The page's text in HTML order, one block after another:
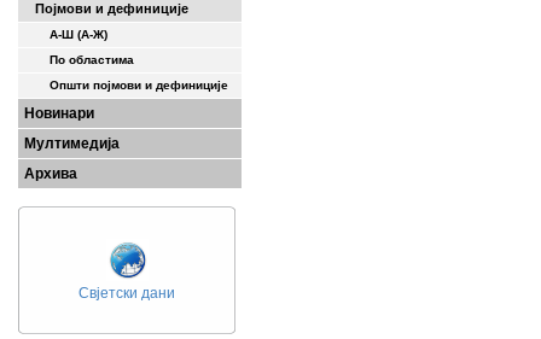
Појмови и дефиниције
А-Ш (A-Ж)
По областима
Општи појмови и дефиниције
Новинари
Мултимедија
Архива
Свјетски дани